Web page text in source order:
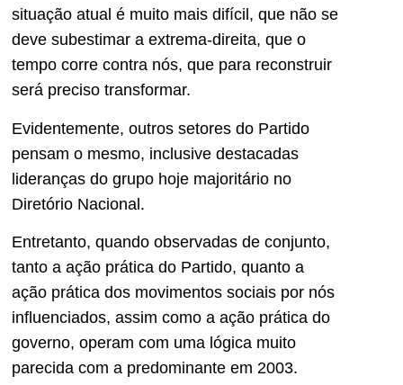
situação atual é muito mais difícil, que não se
deve subestimar a extrema-direita, que o
tempo corre contra nós, que para reconstruir
será preciso transformar.
Evidentemente, outros setores do Partido
pensam o mesmo, inclusive destacadas
lideranças do grupo hoje majoritário no
Diretório Nacional.
Entretanto, quando observadas de conjunto,
tanto a ação prática do Partido, quanto a
ação prática dos movimentos sociais por nós
influenciados, assim como a ação prática do
governo, operam com uma lógica muito
parecida com a predominante em 2003.